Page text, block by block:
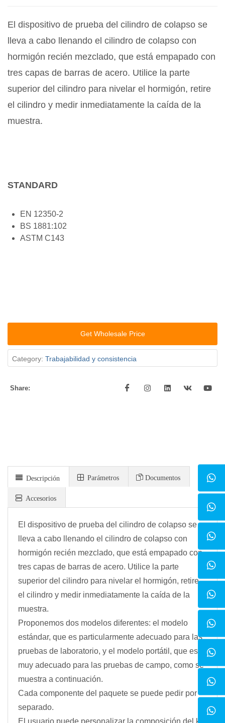
El dispositivo de prueba del cilindro de colapso se
lleva a cabo llenando el cilindro de colapso con
hormigón recién mezclado, que está empapado con
tres capas de barras de acero. Utilice la parte
superior del cilindro para nivelar el hormigón, retire
el cilindro y medir inmediatamente la caída de la
muestra.
STANDARD
EN 12350-2
BS 1881:102
ASTM C143
Get Wholesale Price
Category: Trabajabilidad y consistencia
Share:
Descripción Parámetros Documentos
Accesorios
El dispositivo de prueba del cilindro de colapso se
lleva a cabo llenando el cilindro de colapso con
hormigón recién mezclado, que está empapado con
tres capas de barras de acero. Utilice la parte
superior del cilindro para nivelar el hormigón, retire
el cilindro y medir inmediatamente la caída de la
muestra.
Proponemos dos modelos diferentes: el modelo
estándar, que es particularmente adecuado para las
pruebas de laboratorio, y el modelo portátil, que es
muy adecuado para las pruebas de campo, como se
muestra a continuación.
Cada componente del paquete se puede pedir por
separado.